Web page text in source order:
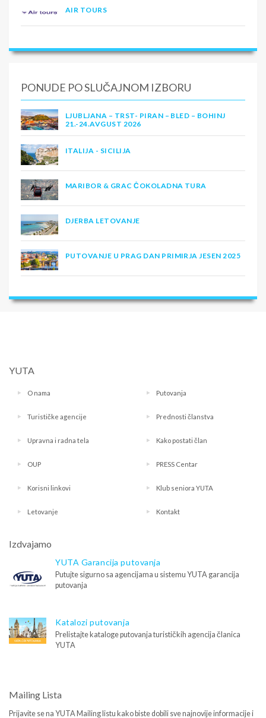
AIR TOURS
PONUDE PO SLUČAJNOM IZBORU
LJUBLJANA – TRST- PIRAN – BLED – BOHINJ
21.-24.AVGUST 2026
ITALIJA - SICILIJA
MARIBOR & GRAC ČOKOLADNA TURA
DJERBA LETOVANJE
PUTOVANJE U PRAG DAN PRIMIRJA JESEN 2025
YUTA
O nama Putovanja
Turističke agencije Prednosti članstva
Upravna i radna tela Kako postati član
OUP PRESS Centar
Korisni linkovi Klub seniora YUTA
Letovanje Kontakt
Izdvajamo
YUTA Garancija putovanja
Putujte sigurno sa agencijama u sistemu YUTA garancija
putovanja
Katalozi putovanja
Prelistajte kataloge putovanja turističkih agencija članica
YUTA
Mailing Lista
Prijavite se na YUTA Mailing listu kako biste dobili sve najnovije informacije i